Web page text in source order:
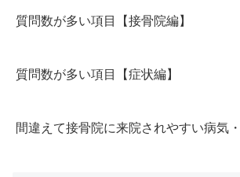
質問数が多い項目【接骨院編】
質問数が多い項目【症状編】
間違えて接骨院に来院されやすい病気